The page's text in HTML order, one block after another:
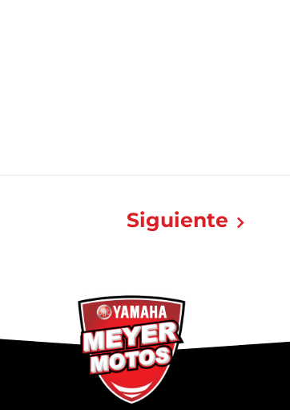
Siguiente